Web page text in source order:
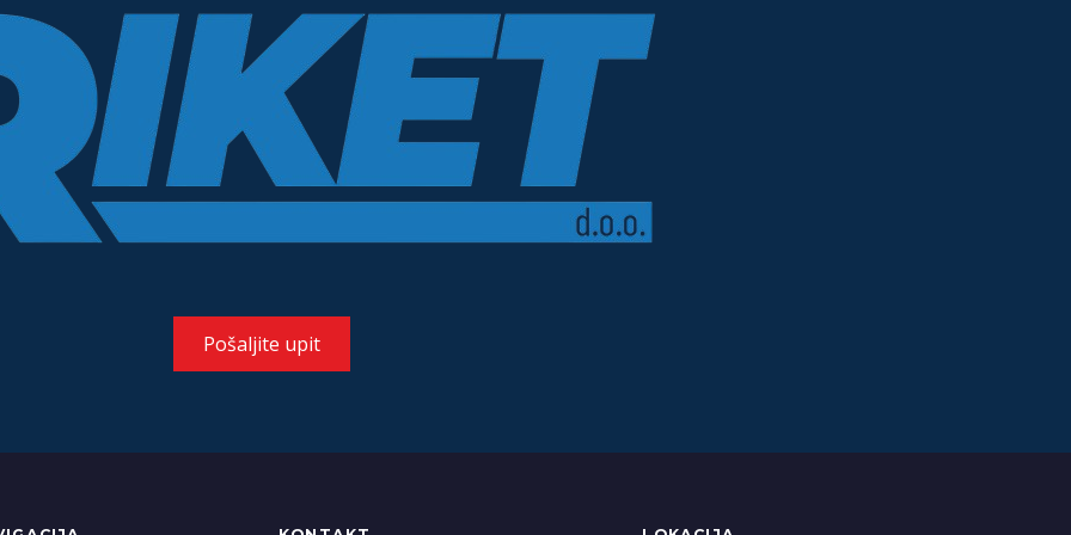
Pošaljite upit